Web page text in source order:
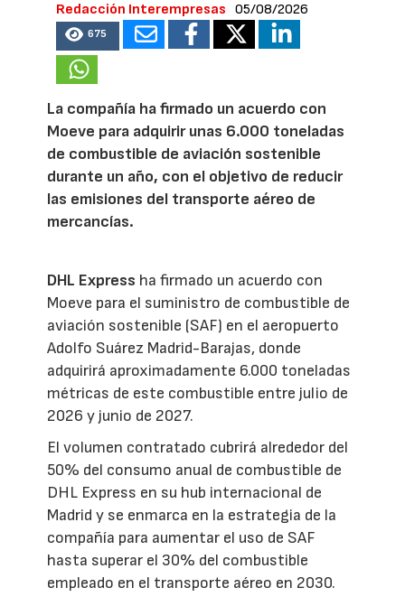
Redacción Interempresas 05/08/2026
675
La compañía ha firmado un acuerdo con
Moeve para adquirir unas 6.000 toneladas
de combustible de aviación sostenible
durante un año, con el objetivo de reducir
las emisiones del transporte aéreo de
mercancías.
DHL Express ha firmado un acuerdo con
Moeve para el suministro de combustible de
aviación sostenible (SAF) en el aeropuerto
Adolfo Suárez Madrid-Barajas, donde
adquirirá aproximadamente 6.000 toneladas
métricas de este combustible entre julio de
2026 y junio de 2027.
El volumen contratado cubrirá alrededor del
50% del consumo anual de combustible de
DHL Express en su hub internacional de
Madrid y se enmarca en la estrategia de la
compañía para aumentar el uso de SAF
hasta superar el 30% del combustible
empleado en el transporte aéreo en 2030.